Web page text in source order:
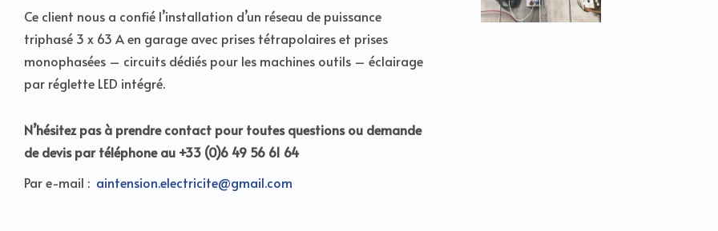
Ce client nous a confié l’installation d’un réseau de puissance
triphasé 3 x 63 A en garage avec prises tétrapolaires et prises
monophasées – circuits dédiés pour les machines outils – éclairage
par réglette LED intégré.
N’hésitez pas à prendre contact pour toutes questions ou demande
de devis par téléphone au +33 (0)6 49 56 61 64
Par e-mail : aintension.electricite@gmail.com